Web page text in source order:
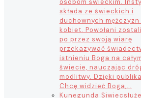
składa ze świeckich i
duchownych mężczyzn
kobiet. Powołani
po przez swoją wiarę
przekazywać
istnieniu Boga na
świecie, nauczając
modlitwy. Dzięki
Chcę widzieć Boga,…
Kunegunda Siwiec